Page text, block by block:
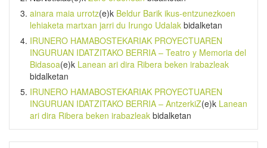
ainara maia urrotz(e)k Beldur Barik ikus-entzunezkoen
lehiaketa martxan jarri du Irungo Udalak bidalketan
IRUNERO HAMABOSTEKARIAK PROYECTUAREN
INGURUAN IDATZITAKO BERRIA – Teatro y Memoria del
Bidasoa(e)k Lanean ari dira Ribera beken irabazleak
bidalketan
IRUNERO HAMABOSTEKARIAK PROYECTUAREN
INGURUAN IDATZITAKO BERRIA – AntzerkiZ(e)k Lanean
ari dira Ribera beken irabazleak bidalketan